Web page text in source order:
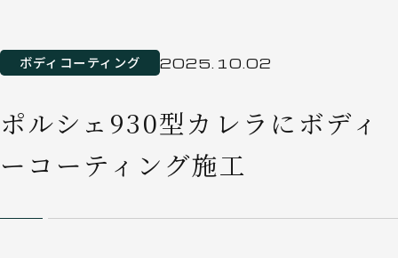
ボディコーティング 2025.10.02
ポルシェ930型カレラにボディ
ーコーティング施工